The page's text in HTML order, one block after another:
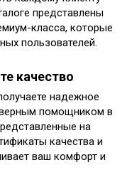
представлены
класса, которые
пользователей.
качество
надежное
верным помощником в
на
качества и
ваш комфорт и